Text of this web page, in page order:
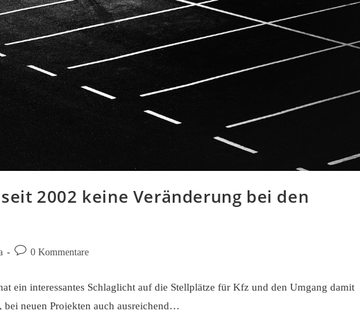
2002 keine Veränderung bei den
Beitrags-0 Kommentare
ein interessantes Schlaglicht auf die Stellplätze für Kfz und den Umgang damit
neuen Projekten auch ausreichend…